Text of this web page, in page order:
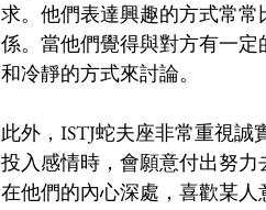
求。他們表達興趣的方式常
係。當他們覺得與對方有一
和冷靜的方式來討論。
此外，ISTJ蛇夫座非常重視
投入感情時，會願意付出努力
在他們的內心深處，喜歡某人